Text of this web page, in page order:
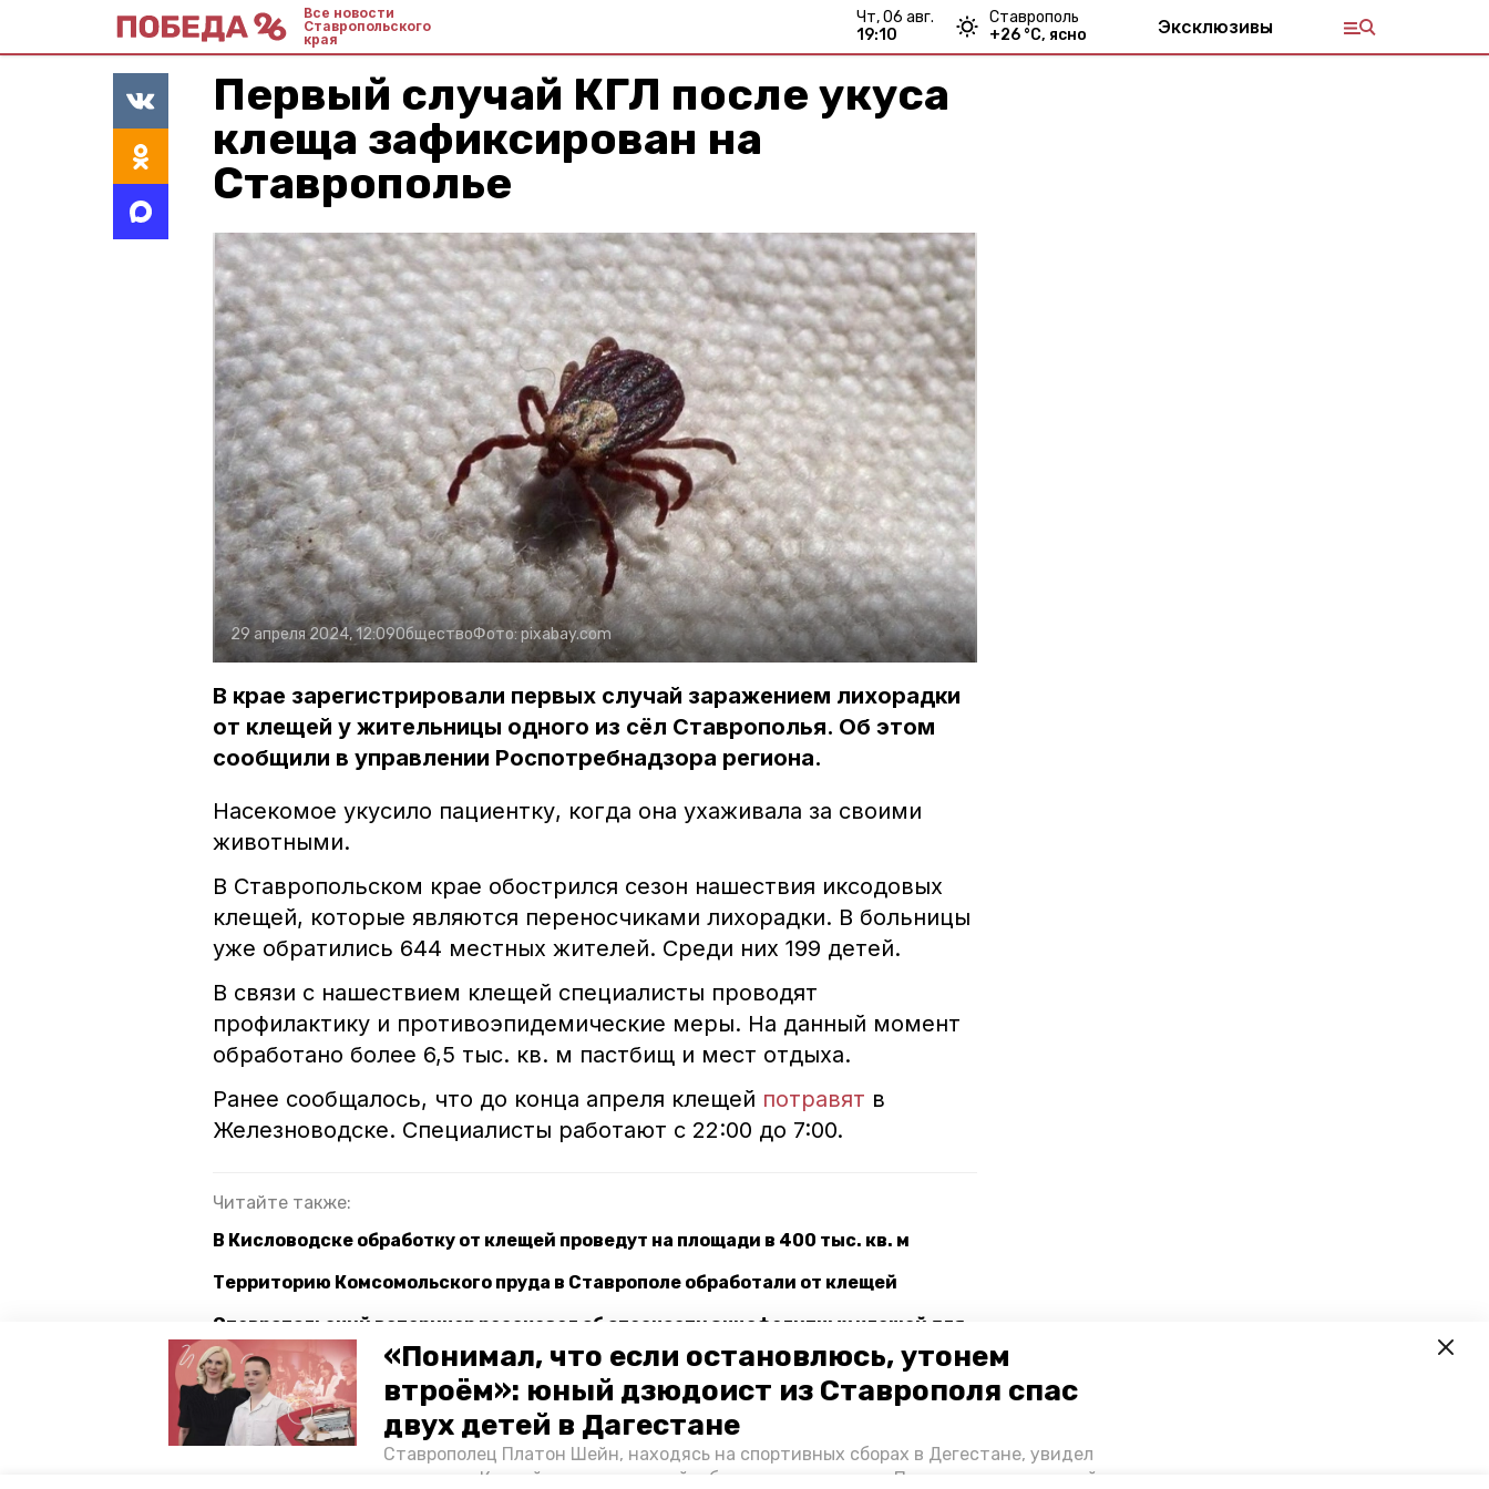
«Понимал, что если остановлюсь, утонем
втроём»: юный дзюдоист из Ставрополя спас
двух детей в Дагестане
Ставрополец Платон Шейн, находясь на спортивных сборах в Дегестане, увидел
тонущих в Каспийском море детей и бросился на помощь. По возвращении домой,
Все новости
Ставропольского
края
чт, 06 авг.
19:10
Ставрополь
+26 °С, ясно Эксклюзивы
Первый случай КГЛ после укуса
клеща зафиксирован на
Ставрополье
29 апреля 2024, 12:09ОбществоФото:pixabay.com
В крае зарегистрировали первых случай заражением лихорадки
от клещей у жительницы одного из сёл Ставрополья. Об этом
сообщили в управлении Роспотребнадзора региона.
Насекомое укусило пациентку, когда она ухаживала за своими
животными.
В Ставропольском крае обострился сезон нашествия иксодовых
клещей, которые являются переносчиками лихорадки. В больницы
уже обратились 644 местных жителей. Среди них 199 детей.
В связи с нашествием клещей специалисты проводят
профилактику и противоэпидемические меры. На данный момент
обработано более 6,5 тыс. кв. м пастбищ и мест отдыха.
Ранее сообщалось, что до конца апреля клещей потравят в
Железноводске. Специалисты работают с 22:00 до 7:00.
Читайте также:
В Кисловодске обработку от клещей проведут на площади в 400 тыс. кв. м
Территорию Комсомольского пруда в Ставрополе обработали от клещей
Ставропольский ветеринар рассказал об опасности энцефалитных клещей для
животных
ставропольский край клещи обработка лихорадка